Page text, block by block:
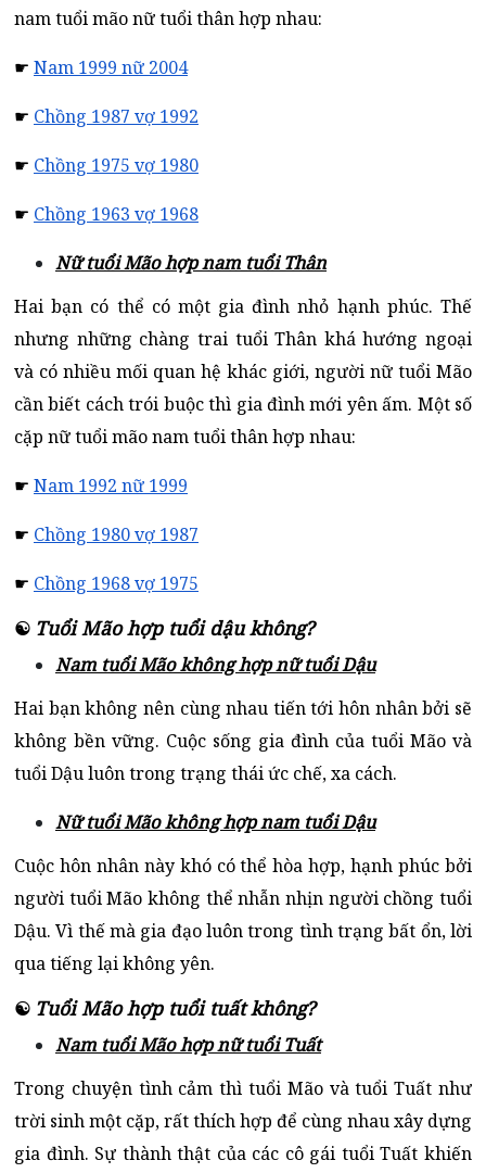
nam tuổi mão nữ tuổi thân hợp nhau:
☛ Nam 1999 nữ 2004
☛ Chồng 1987 vợ 1992
☛ Chồng 1975 vợ 1980
☛ Chồng 1963 vợ 1968
Nữ tuổi Mão hợp nam tuổi Thân
Hai bạn có thể có một gia đình nhỏ hạnh phúc. Thế
nhưng những chàng trai tuổi Thân khá hướng ngoại
và có nhiều mối quan hệ khác giới, người nữ tuổi Mão
cần biết cách trói buộc thì gia đình mới yên ấm. Một số
cặp nữ tuổi mão nam tuổi thân hợp nhau:
☛ Nam 1992 nữ 1999
☛ Chồng 1980 vợ 1987
☛ Chồng 1968 vợ 1975
☯ Tuổi Mão hợp tuổi dậu không?
Nam tuổi Mão không hợp nữ tuổi Dậu
Hai bạn không nên cùng nhau tiến tới hôn nhân bởi sẽ
không bền vững. Cuộc sống gia đình của tuổi Mão và
tuổi Dậu luôn trong trạng thái ức chế, xa cách.
Nữ tuổi Mão không hợp nam tuổi Dậu
Cuộc hôn nhân này khó có thể hòa hợp, hạnh phúc bởi
người tuổi Mão không thể nhẫn nhịn người chồng tuổi
Dậu. Vì thế mà gia đạo luôn trong tình trạng bất ổn, lời
qua tiếng lại không yên.
☯ Tuổi Mão hợp tuổi tuất không?
Nam tuổi Mão hợp nữ tuổi Tuất
Trong chuyện tình cảm thì tuổi Mão và tuổi Tuất như
trời sinh một cặp, rất thích hợp để cùng nhau xây dựng
gia đình. Sự thành thật của các cô gái tuổi Tuất khiến